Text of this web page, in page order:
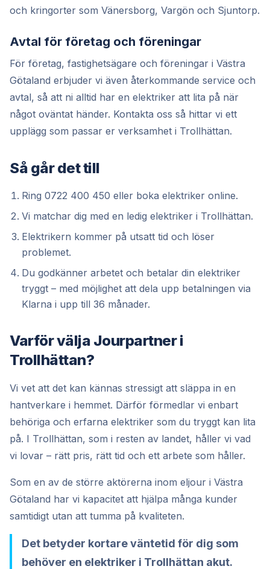
och kringorter som Vänersborg, Vargön och Sjuntorp.
Avtal för företag och föreningar
För företag, fastighetsägare och föreningar i Västra
Götaland erbjuder vi även återkommande service och
avtal, så att ni alltid har en elektriker att lita på när
något oväntat händer. Kontakta oss så hittar vi ett
upplägg som passar er verksamhet i Trollhättan.
Så går det till
Ring 0722 400 450 eller boka elektriker online.
Vi matchar dig med en ledig elektriker i Trollhättan.
Elektrikern kommer på utsatt tid och löser
problemet.
Du godkänner arbetet och betalar din elektriker
tryggt – med möjlighet att dela upp betalningen via
Klarna i upp till 36 månader.
Varför välja Jourpartner i
Trollhättan?
Vi vet att det kan kännas stressigt att släppa in en
hantverkare i hemmet. Därför förmedlar vi enbart
behöriga och erfarna elektriker som du tryggt kan lita
på. I Trollhättan, som i resten av landet, håller vi vad
vi lovar – rätt pris, rätt tid och ett arbete som håller.
Som en av de större aktörerna inom eljour i Västra
Götaland har vi kapacitet att hjälpa många kunder
samtidigt utan att tumma på kvaliteten.
Det betyder kortare väntetid för dig som
behöver en elektriker i Trollhättan akut.